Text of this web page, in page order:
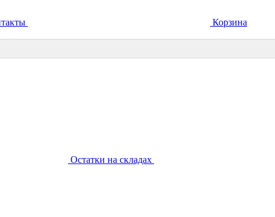
Корзина
Остатки на складах